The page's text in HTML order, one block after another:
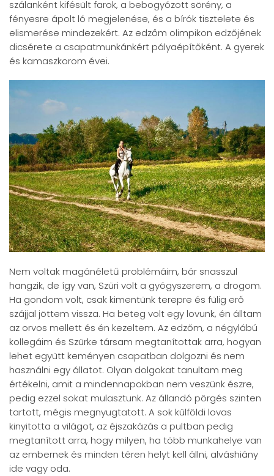
szálanként kifésült farok, a bebogyózott sörény, a
fényesre ápolt ló megjelenése, és a bírók tisztelete és
elismerése mindezekért. Az edzőm olimpikon edzőjének
dicsérete a csapatmunkánkért pályaépítőként. A gyerek
és kamaszkorom évei.
Nem voltak magánéletű problémáim, bár snasszul
hangzik, de így van, Szüri volt a gyógyszerem, a drogom.
Ha gondom volt, csak kimentünk terepre és fülig erő
szájjal jöttem vissza. Ha beteg volt egy lovunk, én álltam
az orvos mellett és én kezeltem. Az edzőm, a négylábú
kollegáim és Szürke társam megtanítottak arra, hogyan
lehet együtt keményen csapatban dolgozni és nem
használni egy állatot. Olyan dolgokat tanultam meg
értékelni, amit a mindennapokban nem veszünk észre,
pedig ezzel sokat mulasztunk. Az állandó pörgés szinten
tartott, mégis megnyugtatott. A sok külföldi lovas
kinyitotta a világot, az éjszakázás a pultban pedig
megtanított arra, hogy milyen, ha több munkahelye van
az embernek és minden téren helyt kell állni, alváshiány
ide vagy oda.